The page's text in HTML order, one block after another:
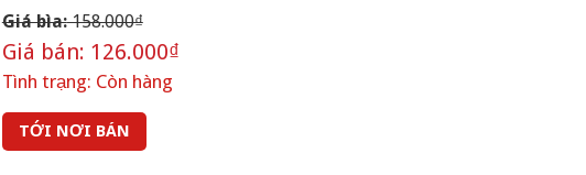
Giá bìa:158.000₫
Giá bán: 126.000₫
Tình trạng: Còn hàng
TỚI NƠI BÁN